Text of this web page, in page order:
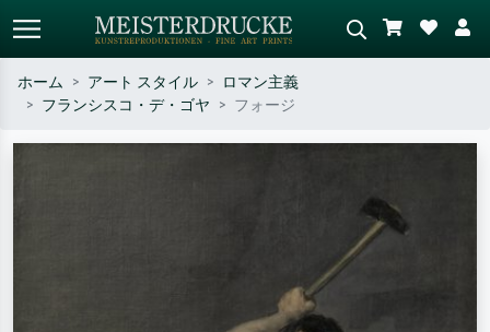
油絵、木のそばの立ち姿のヌー
ド。
ホーム アート スタイル
ロマン主義
フランシスコ・デ・ゴヤ
フォージ